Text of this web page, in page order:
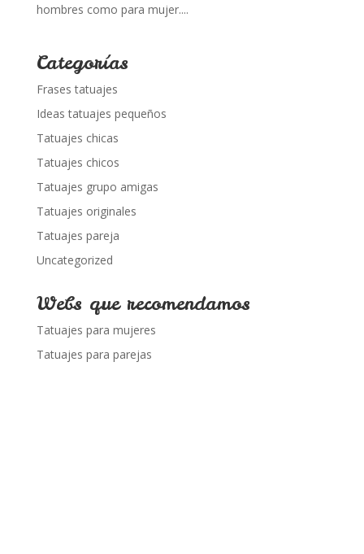
hombres como para mujer....
Categorías
Frases tatuajes
Ideas tatuajes pequeños
Tatuajes chicas
Tatuajes chicos
Tatuajes grupo amigas
Tatuajes originales
Tatuajes pareja
Uncategorized
Webs que recomendamos
Tatuajes para mujeres
Tatuajes para parejas